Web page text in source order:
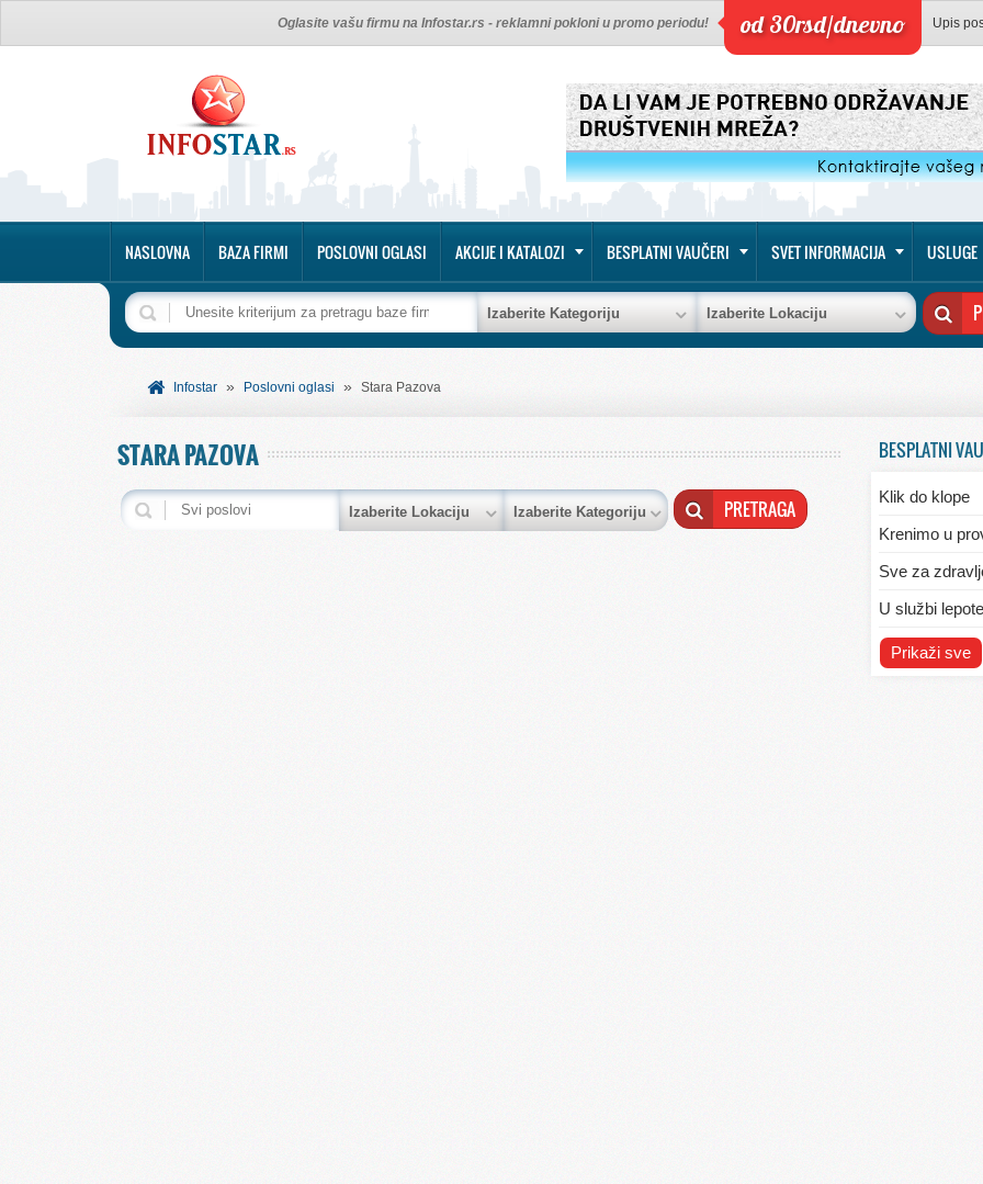
Upis
od 30rsd/dnevno
Oglasite vašu firmu na Infostar.rs - reklamni pokloni u promo periodu!
NASLOVNA BAZA FIRMI POSLOVNI OGLASI AKCIJE I KATALOZI BESPLATNI VAUČERI SVET INFORMACIJA USLUGE
Izaberite Kategoriju Izaberite Lokaciju
Infostar » Poslovni oglasi » Stara Pazova
STARA PAZOVA
Izaberite Lokaciju Izaberite Kategoriju
BESPLATNI
Klik do klope
Krenimo u
Sve za
U službi lepote
Vežite se,
Prikaži sve